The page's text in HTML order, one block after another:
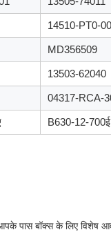
14510-PT0-
MD356509
13503-62040
04317-RCA-
B630-12-700ई
पास बॉक्स के लिए विशेष